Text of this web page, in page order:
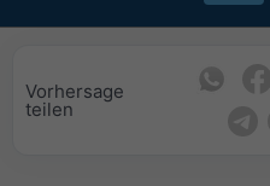
Vorhersage
teilen